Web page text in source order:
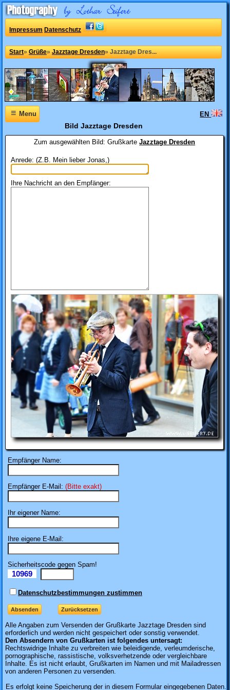
Impressum Datenschutz
Start» Grüße» Jazztage Dresden» Jazztage Dres...
≡Menu EN
Bild Jazztage Dresden
Zum ausgewählten Bild:GrußkarteJazztage Dresden
Anrede: (Z.B. Mein lieber Jonas,)
Ihre Nachricht an den Empfänger:
Empfänger Name:
Empfänger E-Mail: (Bitte exakt)
Ihr eigener Name:
Ihre eigene E-Mail:
Sicherheitscode gegen Spam!
10969
Datenschutzbestimmungen zustimmen
Alle Angaben zum Versenden der Grußkarte Jazztage Dresden sind
erforderlich und werden nicht gespeichert oder sonstig verwendet.
Den Absendern von Grußkarten ist folgendes untersagt:
Rechtswidrige Inhalte zu verbreiten wie beleidigende, verleumderische,
pornographische, rassistische, volksverhetzende oder vergleichbare
Inhalte. Es ist nicht erlaubt, Grußkarten im Namen und mit Mailadressen
von anderen Personen zu versenden.
Es erfolgt keine Speicherung der in diesem Formular eingegebenen Daten.